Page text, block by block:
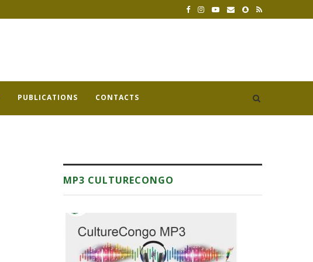
PUBLICATIONS CONTACTS
MP3 CULTURECONGO